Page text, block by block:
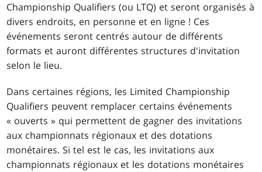
Championship Qualifiers (ou LTQ) et seront organisés à
divers endroits, en personne et en ligne ! Ces
événements seront centrés autour de différents
formats et auront différentes structures d'invitation
selon le lieu.
Dans certaines régions, les Limited Championship
Qualifiers peuvent remplacer certains événements
« ouverts » qui permettent de gagner des invitations
aux championnats régionaux et des dotations
monétaires. Si tel est le cas, les invitations aux
championnats régionaux et les dotations monétaires